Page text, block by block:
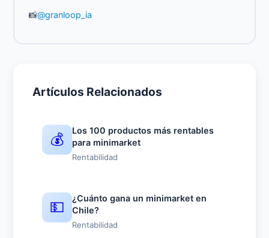
📸@granloop_ia
Artículos Relacionados
💰
Los 100 productos más rentables
para minimarket
Rentabilidad
💵
¿Cuánto gana un minimarket en
Chile?
Rentabilidad